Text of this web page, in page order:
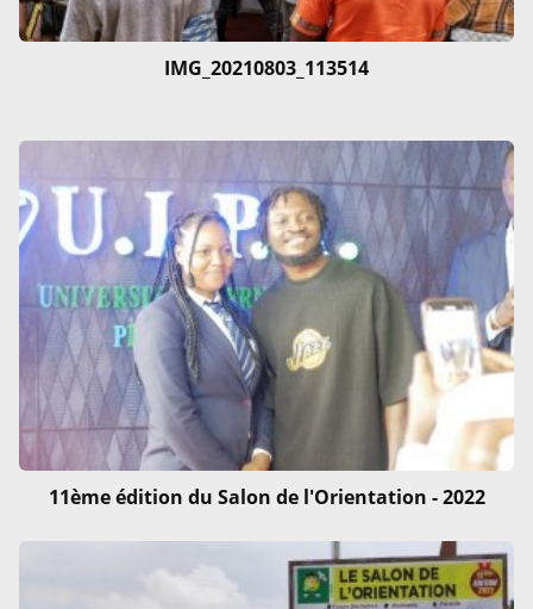
IMG_20210803_113514
11ème édition du Salon de l'Orientation - 2022